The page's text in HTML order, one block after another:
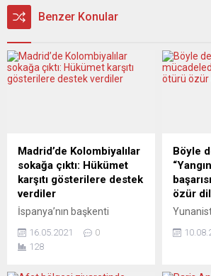
Benzer Konular
Madrid’de Kolombiyalılar
sokağa çıktı: Hükümet
karşıtı gösterilere destek
verdiler
İspanya’nın başkenti
binlerce Kolombiyalı,
ülkelerinde 28 Nisan’dan bu
16.05.2021
0
128
Böyle
özür